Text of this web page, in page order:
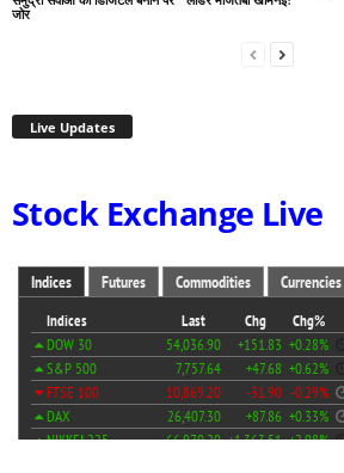
जोर
Live Updates
Stock Exchange Live